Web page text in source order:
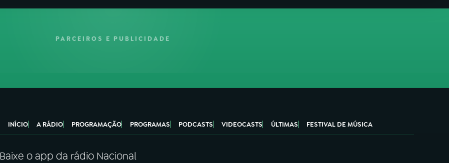
PARCEIROS E PUBLICIDADE
INÍCIO A RÁDIO PROGRAMAÇÃO PROGRAMAS PODCASTS VIDEOCASTS ÚLTIMAS FESTIVAL DE MÚSICA
Baixe o app da rádio Nacional